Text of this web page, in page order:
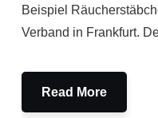
Beispiel
Verband in Frankfurt.
Read More